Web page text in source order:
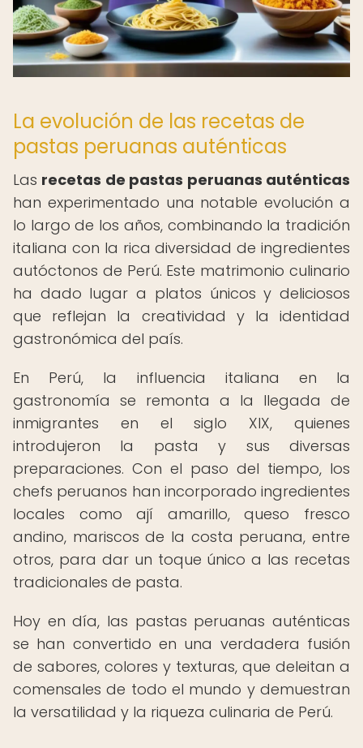
La evolución de las recetas de
pastas peruanas auténticas
Las recetas de pastas peruanas auténticas
han experimentado una notable evolución a
lo largo de los años, combinando la tradición
italiana con la rica diversidad de ingredientes
autóctonos de Perú. Este matrimonio culinario
ha dado lugar a platos únicos y deliciosos
que reflejan la creatividad y la identidad
gastronómica del país.
En Perú, la influencia italiana en la
gastronomía se remonta a la llegada de
inmigrantes en el siglo XIX, quienes
introdujeron la pasta y sus diversas
preparaciones. Con el paso del tiempo, los
chefs peruanos han incorporado ingredientes
locales como ají amarillo, queso fresco
andino, mariscos de la costa peruana, entre
otros, para dar un toque único a las recetas
tradicionales de pasta.
Hoy en día, las pastas peruanas auténticas
se han convertido en una verdadera fusión
de sabores, colores y texturas, que deleitan a
comensales de todo el mundo y demuestran
la versatilidad y la riqueza culinaria de Perú.